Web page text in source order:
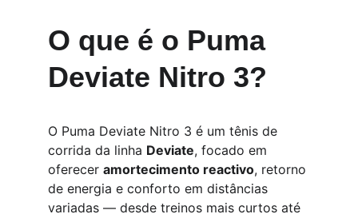
O que é o Puma
Deviate Nitro 3?
O Puma Deviate Nitro 3 é um tênis de
corrida da linha Deviate, focado em
oferecer amortecimento reactivo, retorno
de energia e conforto em distâncias
variadas — desde treinos mais curtos até